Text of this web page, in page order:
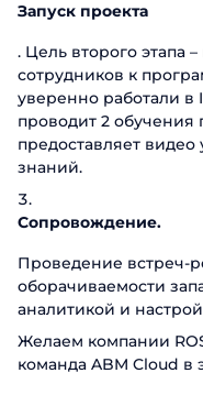
Запуск проекта
. Цель второго этапа
сотрудников к
уверенно работали
проводит 2 обучения
предоставляет
знаний.
Сопровождение.
Проведение встреч-
оборачиваемости
аналитикой и
Желаем компании
команда ABM Cloud в
больше о
Имя
Телефон
Email
Мы ценим,
именно
наших
Имя
Телефон
Мы ценим,
именно
наших
ближайшее
Мы ценим,
именно
наших
ближайшее